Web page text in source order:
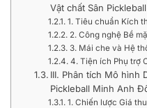
Vật chất Sân
1. Tiêu chuẩn Kích
2. Công nghệ Bề
3. Mái che và Hệ
4. Tiện ích Phụ trợ
III. Phân tích Mô hình
Pickleball Minh Anh
1. Chiến lược Giá